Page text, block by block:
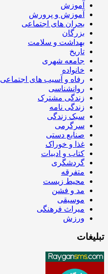
آموزش
آموزش و پرورش
بحران های اجتماعی
بزرگان
بهداشت و سلامت
تاریخ
جامعه شهری
خانواده
رفاه و آسیب های اجتماعی
روانشناسی
زندگی مشترک
زندگی نامه
سبک زندگی
سرگرمی
صنایع دستی
غذا و خوراک
کتاب و ادبیات
گردشگری
متفرقه
محیط زیست
مد و فشن
موسیقی
میراث فرهنگی
ورزش
تبلیغات